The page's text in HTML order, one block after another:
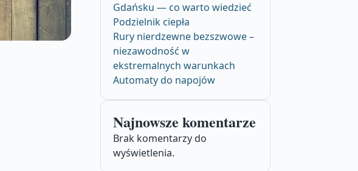
Gdańsku — co warto wiedzieć
Podzielnik ciepła
Rury nierdzewne bezszwowe –
niezawodność w
ekstremalnych warunkach
Automaty do napojów
Najnowsze komentarze
Brak komentarzy do
wyświetlenia.